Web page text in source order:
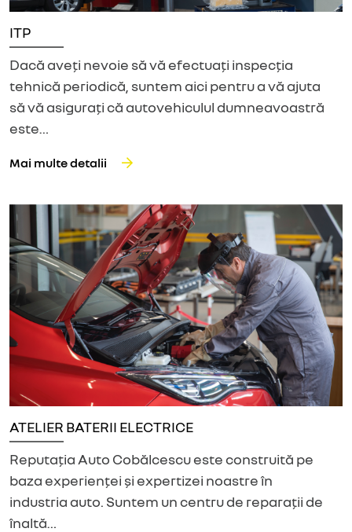
ITP
Dacă aveți nevoie să vă efectuați inspecția
tehnică periodică, suntem aici pentru a vă ajuta
să vă asigurați că autovehiculul dumneavoastră
este…
Mai multe detalii
ATELIER BATERII ELECTRICE
Reputația Auto Cobălcescu este construită pe
baza experienței și expertizei noastre în
industria auto. Suntem un centru de reparații de
înaltă…